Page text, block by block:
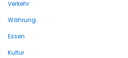
Verkehr
Währung
Essen
Kultur